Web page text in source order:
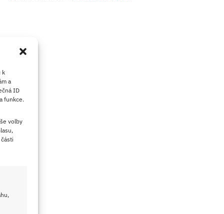
k
a
ID
funkce.
volby